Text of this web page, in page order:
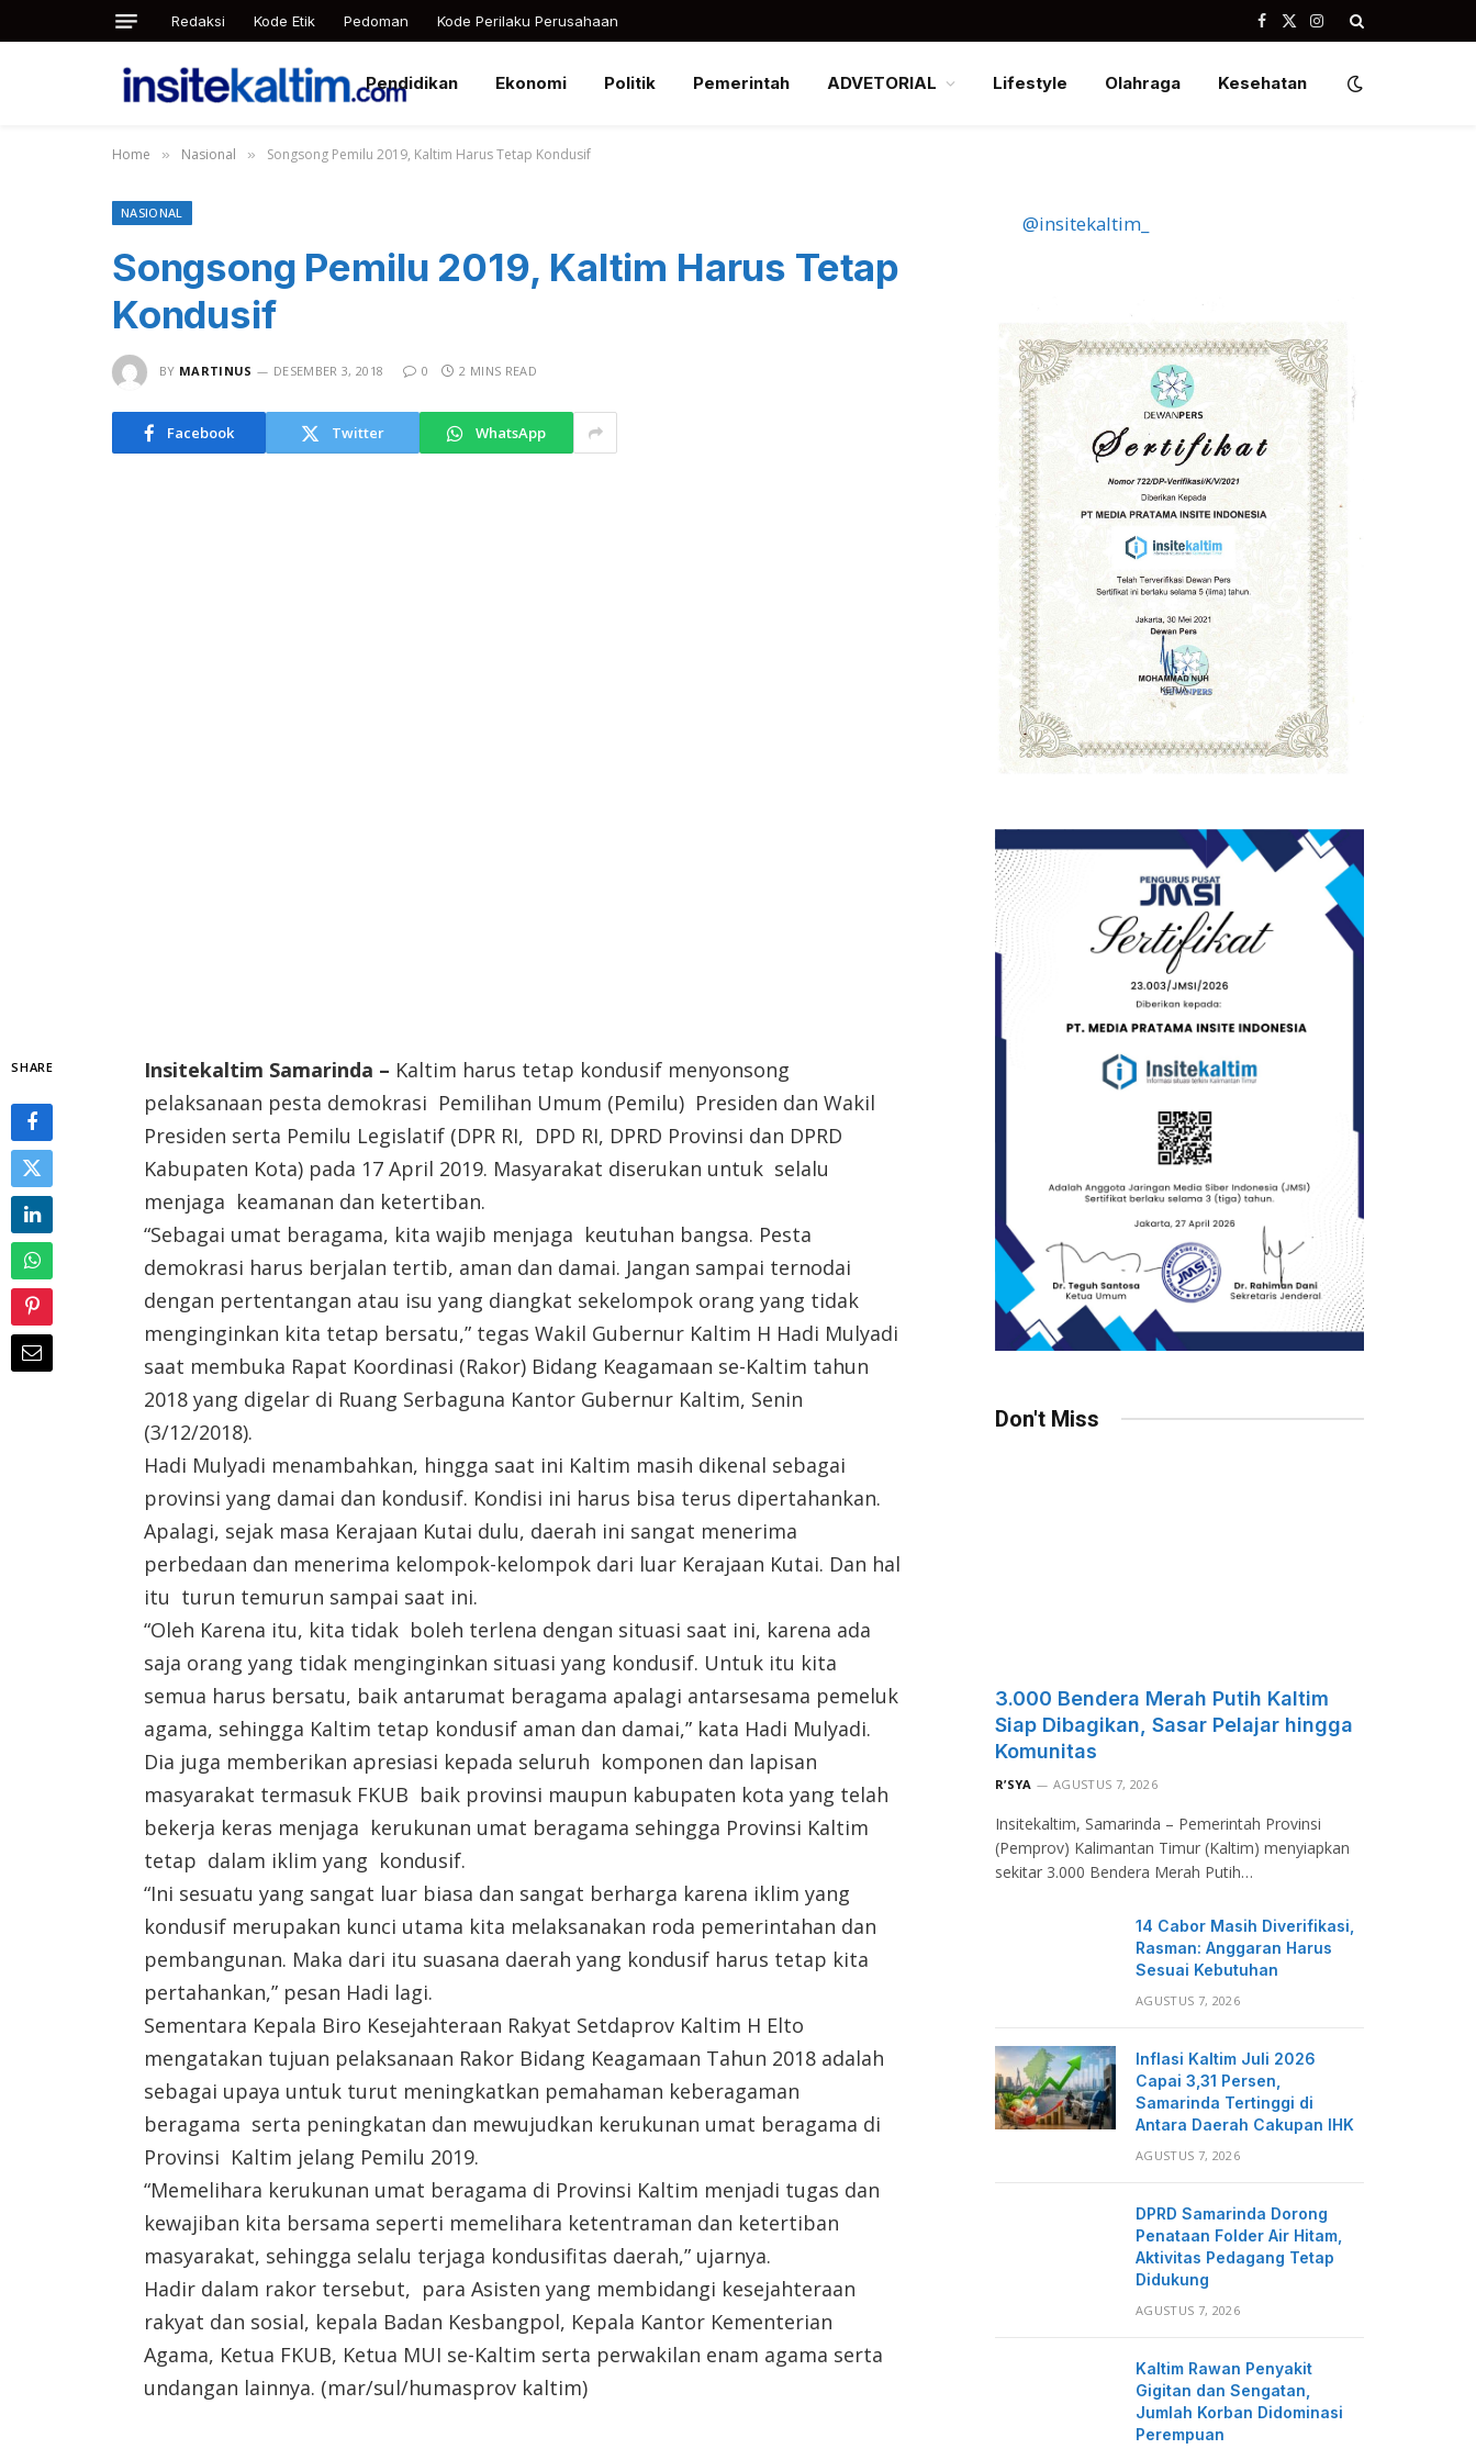
Redaksi Kode Etik Pedoman Kode Perilaku Perusahaan Facebook
X
Instagram
Pendidikan Ekonomi Politik Pemerintah ADVETORIAL Lifestyle Olahraga Kesehatan
Home » Nasional » Songsong Pemilu 2019, Kaltim Harus Tetap Kondusif
NASIONAL
Songsong Pemilu 2019, Kaltim Harus Tetap
Kondusif
BY MARTINUS DESEMBER 3, 2018 0 2 MINS READ
Facebook Twitter WhatsApp
SHARE Insitekaltim Samarinda – Kaltim harus tetap kondusif menyonsong
pelaksanaan pesta demokrasi Pemilihan Umum (Pemilu) Presiden dan Wakil
Presiden serta Pemilu Legislatif (DPR RI, DPD RI, DPRD Provinsi dan DPRD
Kabupaten Kota) pada 17 April 2019. Masyarakat diserukan untuk selalu
menjaga keamanan dan ketertiban.
“Sebagai umat beragama, kita wajib menjaga keutuhan bangsa. Pesta
demokrasi harus berjalan tertib, aman dan damai. Jangan sampai ternodai
dengan pertentangan atau isu yang diangkat sekelompok orang yang tidak
menginginkan kita tetap bersatu,” tegas Wakil Gubernur Kaltim H Hadi Mulyadi
saat membuka Rapat Koordinasi (Rakor) Bidang Keagamaan se-Kaltim tahun
2018 yang digelar di Ruang Serbaguna Kantor Gubernur Kaltim, Senin
(3/12/2018).
Hadi Mulyadi menambahkan, hingga saat ini Kaltim masih dikenal sebagai
provinsi yang damai dan kondusif. Kondisi ini harus bisa terus dipertahankan.
Apalagi, sejak masa Kerajaan Kutai dulu, daerah ini sangat menerima
perbedaan dan menerima kelompok-kelompok dari luar Kerajaan Kutai. Dan hal
itu turun temurun sampai saat ini.
“Oleh Karena itu, kita tidak boleh terlena dengan situasi saat ini, karena ada
saja orang yang tidak menginginkan situasi yang kondusif. Untuk itu kita
semua harus bersatu, baik antarumat beragama apalagi antarsesama pemeluk
agama, sehingga Kaltim tetap kondusif aman dan damai,” kata Hadi Mulyadi.
Dia juga memberikan apresiasi kepada seluruh komponen dan lapisan
masyarakat termasuk FKUB baik provinsi maupun kabupaten kota yang telah
bekerja keras menjaga kerukunan umat beragama sehingga Provinsi Kaltim
tetap dalam iklim yang kondusif.
“Ini sesuatu yang sangat luar biasa dan sangat berharga karena iklim yang
kondusif merupakan kunci utama kita melaksanakan roda pemerintahan dan
pembangunan. Maka dari itu suasana daerah yang kondusif harus tetap kita
pertahankan,” pesan Hadi lagi.
Sementara Kepala Biro Kesejahteraan Rakyat Setdaprov Kaltim H Elto
mengatakan tujuan pelaksanaan Rakor Bidang Keagamaan Tahun 2018 adalah
sebagai upaya untuk turut meningkatkan pemahaman keberagaman
beragama serta peningkatan dan mewujudkan kerukunan umat beragama di
Provinsi Kaltim jelang Pemilu 2019.
“Memelihara kerukunan umat beragama di Provinsi Kaltim menjadi tugas dan
kewajiban kita bersama seperti memelihara ketentraman dan ketertiban
masyarakat, sehingga selalu terjaga kondusifitas daerah,” ujarnya.
Hadir dalam rakor tersebut, para Asisten yang membidangi kesejahteraan
rakyat dan sosial, kepala Badan Kesbangpol, Kepala Kantor Kementerian
Agama, Ketua FKUB, Ketua MUI se-Kaltim serta perwakilan enam agama serta
undangan lainnya. (mar/sul/humasprov kaltim)
@insitekaltim_
Don't Miss
3.000 Bendera Merah Putih Kaltim
Siap Dibagikan, Sasar Pelajar hingga
Komunitas
R’SYA AGUSTUS 7, 2026
Insitekaltim, Samarinda – Pemerintah Provinsi
(Pemprov) Kalimantan Timur (Kaltim) menyiapkan
sekitar 3.000 Bendera Merah Putih…
14 Cabor Masih Diverifikasi,
Rasman: Anggaran Harus
Sesuai Kebutuhan
AGUSTUS 7, 2026
Inflasi Kaltim Juli 2026
Capai 3,31 Persen,
Samarinda Tertinggi di
Antara Daerah Cakupan IHK
AGUSTUS 7, 2026
DPRD Samarinda Dorong
Penataan Folder Air Hitam,
Aktivitas Pedagang Tetap
Didukung
AGUSTUS 7, 2026
Kaltim Rawan Penyakit
Gigitan dan Sengatan,
Jumlah Korban Didominasi
Perempuan